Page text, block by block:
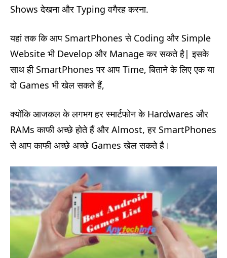
Shows देखना और Typing वगैरह करना.
यहां तक ​​कि आप SmartPhones से Coding और Simple
Website भी Develop और Manage कर सकते है| इसके
साथ ही SmartPhones पर आप Time, बिताने के लिए एक या
दो Games भी खेल सकते हैं,
क्योंकि आजकल के लगभग हर स्मार्टफोन के Hardwares और
RAMs काफी अच्छे होते हैं और Almost, हर SmartPhones
से आप काफी अच्छे अच्छे Games खेल सकते है।